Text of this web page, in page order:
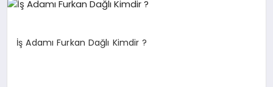
ANA DEMO
İş Adamı Furkan Dağlı Kimdir ?